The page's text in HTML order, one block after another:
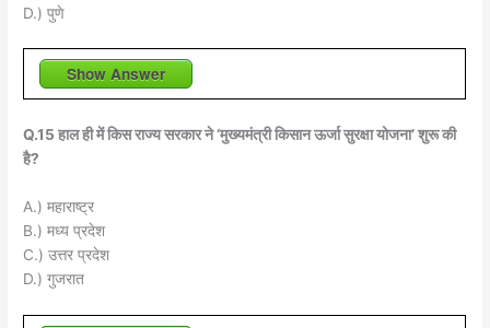
D.) पुणे
Show Answer
Q.15 हाल ही में किस राज्य सरकार ने ‘मुख्यमंत्री किसान ऊर्जा सुरक्षा योजना’ शुरू की
है?
A.) महाराष्ट्र
B.) मध्य प्रदेश
C.) उत्तर प्रदेश
D.) गुजरात